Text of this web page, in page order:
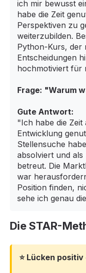
ich mir bewusst
habe die Zeit
Perspektiven zu
weiterzubilden.
Python-Kurs, der
Entscheidungen
hochmotiviert für
Frage: "Warum
Gute Antwort:
"Ich habe die
Entwicklung
Stellensuche
absolviert und
betreut. Die
war
Position finden,
sehe ich genau
Die STAR-
⭐ Lücken